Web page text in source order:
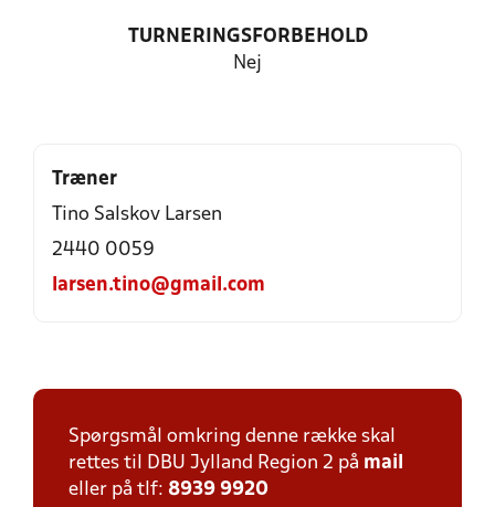
TURNERINGSFORBEHOLD
Nej
Træner
Tino Salskov Larsen
2440 0059
larsen.tino@gmail.com
Spørgsmål omkring denne række skal
rettes til DBU Jylland Region 2 på mail
eller på tlf: 8939 9920